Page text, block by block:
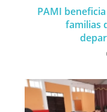
PAMI
familias